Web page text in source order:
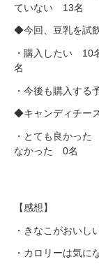
ていない 13名
◆今回、豆乳を試
・購入したい
名
・今後も購入
◆キャンディチー
・とても良か
なかった 0名
【感想】
・きなこがおいしい
・カロリーは気に